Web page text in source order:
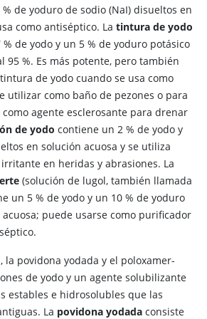
de yoduro de sodio (NaI) disueltos en
como antiséptico. La tintura de yodo
de yodo y un 5 % de yoduro potásico
95 %. Es más potente, pero también
de yodo cuando se usa como
utilizar como baño de pezones o para
agente esclerosante para drenar
de yodo contiene un 2 % de yodo y
en solución acuosa y se utiliza
en heridas y abrasiones. La
(solución de lugol, también llamada
un 5 % de yodo y un 10 % de yoduro
puede usarse como purificador
la povidona yodada y el poloxamer-
de yodo y un agente solubilizante
estables e hidrosolubles que las
La povidona yodada consiste